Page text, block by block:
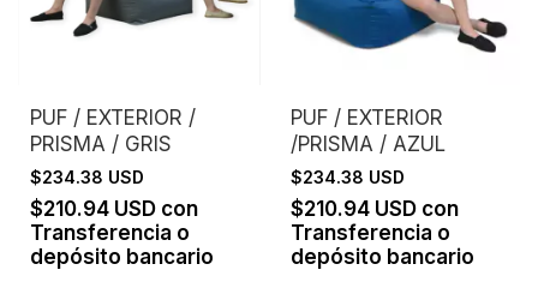
PUF / EXTERIOR /
PRISMA / GRIS
$234.38 USD
$210.94 USD con
Transferencia o
depósito bancario
PUF / EXTERIOR
/PRISMA / AZUL
$234.38 USD
$210.94 USD con
Transferencia o
depósito bancario